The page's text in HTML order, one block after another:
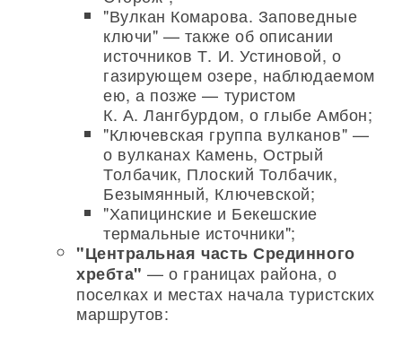
"Вулкан Комарова. Заповедные
ключи" — также об описании
источников Т. И. Устиновой, о
газирующем озере, наблюдаемом
ею, а позже — туристом
К. А. Лангбурдом, о глыбе Амбон;
"Ключевская группа вулканов" —
о вулканах Камень, Острый
Толбачик, Плоский Толбачик,
Безымянный, Ключевской;
"Хапицинские и Бекешские
термальные источники";
"Центральная часть Срединного
хребта" — о границах района, о
поселках и местах начала туристских
маршрутов: